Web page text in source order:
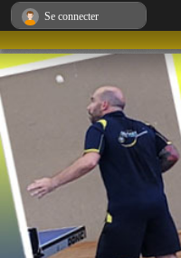
Se connecter
Panneau de gestion des